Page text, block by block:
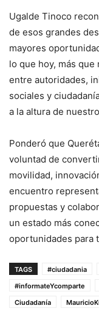
Ugalde Tinoco
de esos grandes
mayores
lo que hoy, más
entre autoridades,
sociales y
a la altura de
Ponderó que
voluntad de
movilidad,
encuentro
propuestas y
un estado más
oportunidades para
TAGS #ciudadania
#informateYcomparte
Ciudadanía